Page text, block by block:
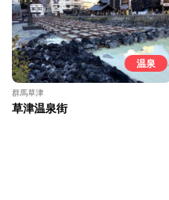
温泉
群馬草津
草津温泉街